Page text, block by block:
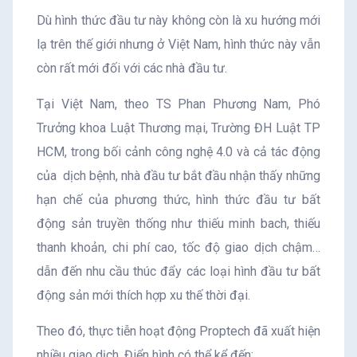
Dù hình thức đầu tư này không còn là xu hướng mới
lạ trên thế giới nhưng ở Việt Nam, hình thức này vẫn
còn rất mới đối với các nhà đầu tư.
Tại Việt Nam, theo TS Phan Phương Nam, Phó
Trưởng khoa Luật Thương mại, Trường ĐH Luật TP
HCM, trong bối cảnh công nghệ 4.0 và cả tác động
của dịch bệnh, nhà đầu tư bắt đầu nhận thấy những
hạn chế của phương thức, hình thức đầu tư bất
động sản truyền thống như thiếu minh bach, thiếu
thanh khoản, chi phí cao, tốc độ giao dịch chậm…
dẫn đến nhu cầu thúc đẩy các loại hình đầu tư bất
động sản mới thích hợp xu thế thời đại.
Theo đó, thực tiễn hoạt động Proptech đã xuất hiện